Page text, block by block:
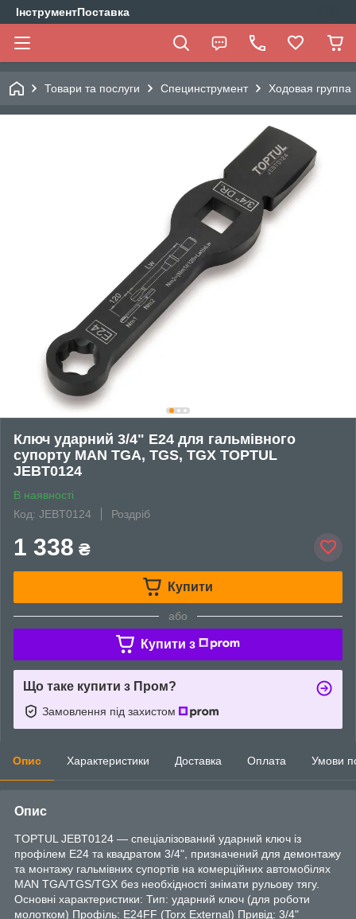
ІнструментПоставка
Товари та послуги Специнструмент Ходовая группа
Ключ ударний 3/4" E24 для гальмівного
супорту MAN TGA, TGS, TGX TOPTUL
JEBT0124
В наявності
Код: JEBT0124
Роздріб
1 338 ₴
Купити
або
Купити з
Що таке купити з Пром?
Замовлення під захистом
Опис Характеристики Доставка Оплата Умови
Опис
TOPTUL JEBT0124 — спеціалізований ударний ключ із
профілем E24 та квадратом 3/4", призначений для демонтажу
та монтажу гальмівних супортів на комерційних автомобілях
MAN TGA/TGS/TGX без необхідності знімати рульову тягу.
Основні характеристики: Тип: ударний ключ (для роботи
молотком) Профіль: E24FF (Torx External) Привід: 3/4"